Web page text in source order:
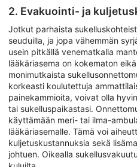
2. Evakuointi- ja
Jotkut parhaista
seuduilla, ja jopa vähemmän
usein pitkällä venematkalla
lääkäriasema on kokematon
monimutkaista
korkeasti koulutettuja
painekammioita, voivat olla
tai sukelluspaikastasi.
käyttämään meri- tai ilma-
lääkäriasemalle. Tämä voi
kuljetuskustannuksia sekä
johtuen. Oikealla